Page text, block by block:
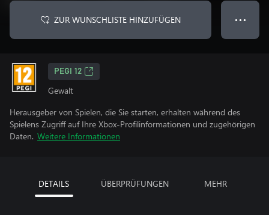
ZUR WUNSCHLISTE HINZUFÜGEN ● ● ●
PEGI 12
Gewalt
Herausgeber von Spielen, die Sie starten, erhalten während des
Spielens Zugriff auf Ihre Xbox-Profilinformationen und zugehörigen
Daten. Weitere Informationen
DETAILS ÜBERPRÜFUNGEN MEHR